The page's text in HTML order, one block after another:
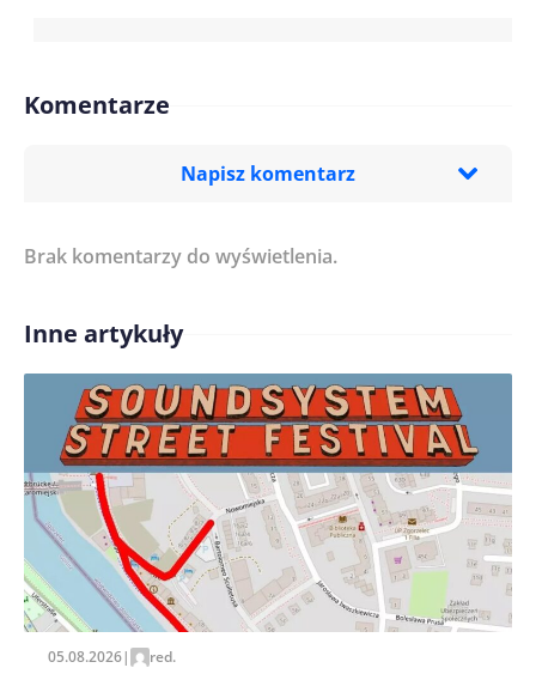
Komentarze
Napisz komentarz
Treść komentarza*
Imię/ Nick*
Zapamiętaj moje dane w tej przeglądarce podczas
pisania kolejnych komentarzy.
Brak komentarzy do wyświetlenia.
Inne artykuły
05.08.2026| red.